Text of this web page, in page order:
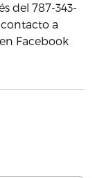
del 787-343-
a
Facebook